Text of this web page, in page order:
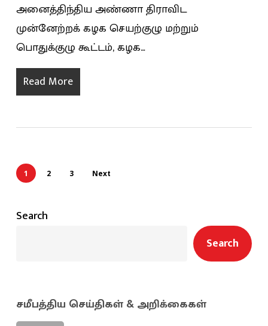
அனைத்திந்திய அண்ணா திராவிட
முன்னேற்றக் கழக செயற்குழு மற்றும்
பொதுக்குழு கூட்டம், கழக…
Read More
1 2 3 Next
Search
Search
சமீபத்திய செய்திகள் & அறிக்கைகள்